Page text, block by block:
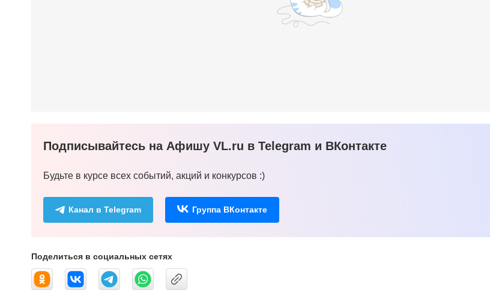
Подписывайтесь на Афишу VL.ru в Telegram и ВКонтакте
Будьте в курсе всех событий, акций и конкурсов :)
Канал в Telegram Группа ВКонтакте
Поделиться в социальных сетях